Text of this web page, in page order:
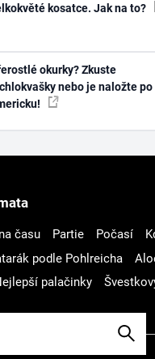
kosatce. Jak na to?
okurky? Zkuste
nebo je naložte po
času Partie Počasí
podle Pohlreicha
palačinky